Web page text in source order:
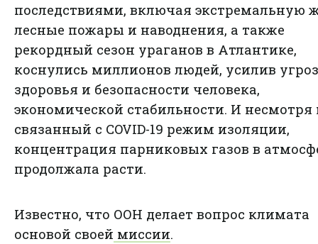
последствиями, включая экстремальную
лесные пожары и наводнения, а также
рекордный сезон ураганов в Атлантике,
коснулись миллионов людей, усилив
здоровья и безопасности человека,
экономической стабильности. И несмотря
связанный с COVID-19 режим изоляции,
концентрация парниковых газов в
продолжала расти.
Известно, что ООН делает вопрос климата
основой своей миссии.